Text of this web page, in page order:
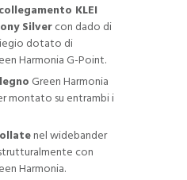
KLEI
Silvercon dado di
dotato di
Harmonia G-Point.
Green Harmonia
montato su entrambi i
nel widebander
con
Harmonia.